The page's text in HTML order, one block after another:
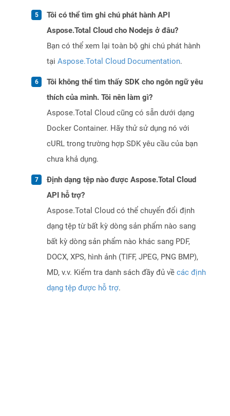
Tôi có thể tìm ghi chú phát hành API
Aspose.Total Cloud cho Nodejs ở đâu?
Bạn có thể xem lại toàn bộ ghi chú phát hành
tại Aspose.Total Cloud Documentation.
Tôi không thể tìm thấy SDK cho ngôn ngữ yêu
thích của mình. Tôi nên làm gì?
Aspose.Total Cloud cũng có sẵn dưới dạng
Docker Container. Hãy thử sử dụng nó với
cURL trong trường hợp SDK yêu cầu của bạn
chưa khả dụng.
Định dạng tệp nào được Aspose.Total Cloud
API hỗ trợ?
Aspose.Total Cloud có thể chuyển đổi định
dạng tệp từ bất kỳ dòng sản phẩm nào sang
bất kỳ dòng sản phẩm nào khác sang PDF,
DOCX, XPS, hình ảnh (TIFF, JPEG, PNG BMP),
MD, v.v. Kiểm tra danh sách đầy đủ về các định
dạng tệp được hỗ trợ.